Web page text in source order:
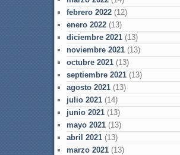
febrero 2022(12)
enero 2022(13)
diciembre 2021(13)
noviembre 2021(13)
octubre 2021(13)
septiembre 2021(13)
agosto 2021(13)
julio 2021(14)
junio 2021(13)
mayo 2021(13)
abril 2021(13)
marzo 2021(13)